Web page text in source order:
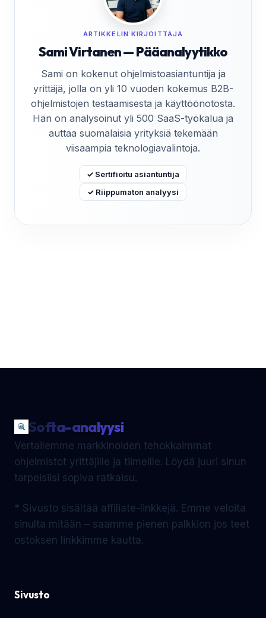
ARTIKKELIN KIRJOITTAJA
Sami Virtanen — Pääanalyytikko
Sami on kokenut ohjelmistoasiantuntija ja
yrittäjä, jolla on yli 10 vuoden kokemus B2B-
ohjelmistojen testaamisesta ja käyttöönotosta.
Hän on analysoinut yli 500 SaaS-työkalua ja
auttaa suomalaisia yrityksiä tekemään
viisaampia teknologiavalintoja.
✓ Sertifioitu asiantuntija
✓ Riippumaton analyysi
Softa-analyysi
Vertailemme markkinoiden tehokkaimmat
ohjelmistot yrittäjille ja tiimeille. Löydä juuri sinun
tarpeisiisi sopiva ratkaisu.
* Sivusto sisältää affiliate-linkkejä. Emme veloita
sinulta mitään – saamme pienen palkkion jos teet
ostoksen linkkimme kautta.
Sivusto